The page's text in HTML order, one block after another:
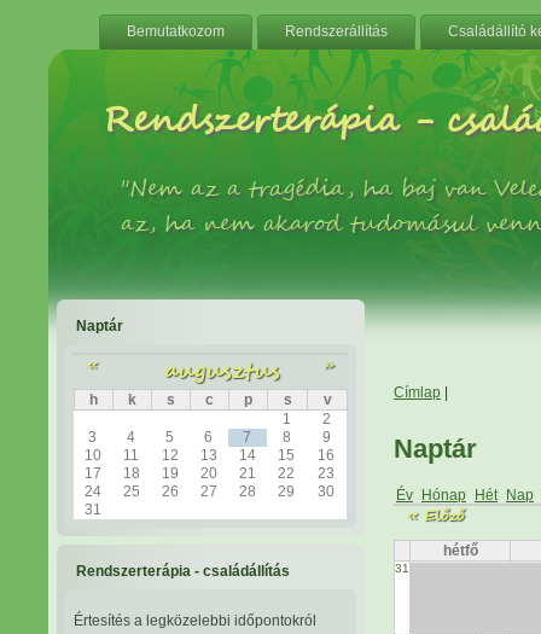
Bemutatkozom Rendszerállítás Családállító
Rendszerterápia -
"Nem az a tragédia, ha baj van
az, ha nem akarod tudomásul
Naptár
« augusztus »
h k s c p s
v
1
2
3
4 5 6 7 8
9
10
11 12 13 14 15
16
17
18 19 20 21 22
23
24
25 26 27 28 29
30
31
Rendszerterápia - családállítás
Értesítés a legközelebbi időpontokról
Címlap
Naptár
Év Hónap Hét Nap
« Előző
hétfő
31